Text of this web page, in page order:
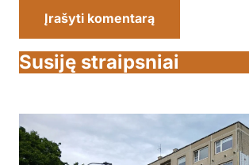
Įrašyti komentarą
Susiję straipsniai